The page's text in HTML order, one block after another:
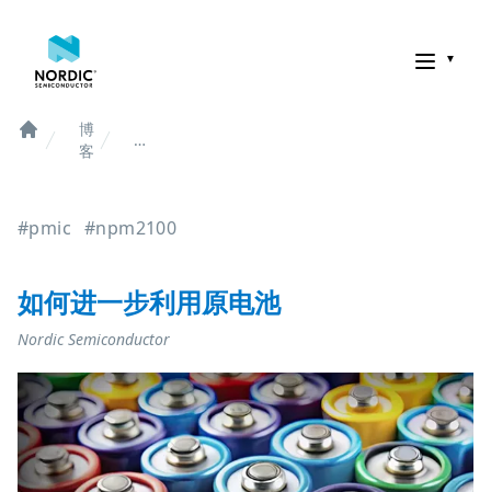
诺迪克半导体
Home
博
客
如
步
原
电
池
#pmic #npm2100
如何进一步利用原电池
Nordic Semiconductor